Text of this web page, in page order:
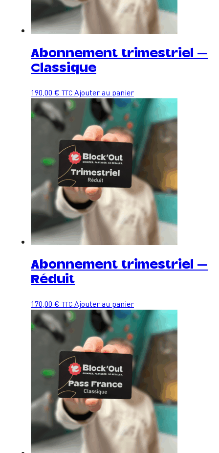
Abonnement trimestriel –
Classique
190,00 € TTC Ajouter au panier
Abonnement trimestriel –
Réduit
170,00 € TTC Ajouter au panier